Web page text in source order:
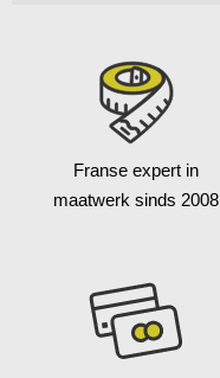
Franse expert in
maatwerk sinds 2008